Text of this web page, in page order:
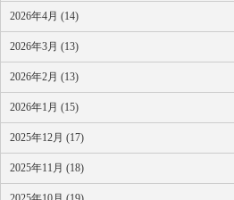
2026年4月 (14)
2026年3月 (13)
2026年2月 (13)
2026年1月 (15)
2025年12月 (17)
2025年11月 (18)